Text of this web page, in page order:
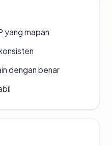
yang mapan
dengan benar